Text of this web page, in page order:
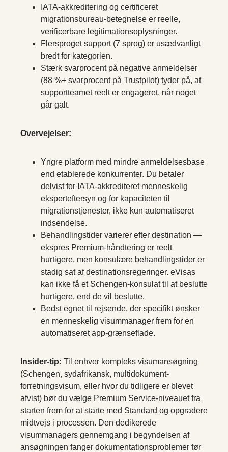
IATA-akkreditering og certificeret
migrationsbureau-betegnelse er reelle,
verificerbare legitimationsoplysninger.
Flersproget support (7 sprog) er usædvanligt
bredt for kategorien.
Stærk svarprocent på negative anmeldelser
(88 %+ svarprocent på Trustpilot) tyder på, at
supportteamet reelt er engageret, når noget
går galt.
Overvejelser:
Yngre platform med mindre anmeldelsesbase
end etablerede konkurrenter. Du betaler
delvist for IATA-akkrediteret menneskelig
eksperteftersyn og for kapaciteten til
migrationstjenester, ikke kun automatiseret
indsendelse.
Behandlingstider varierer efter destination —
ekspres Premium-håndtering er reelt
hurtigere, men konsulære behandlingstider er
stadig sat af destinationsregeringer. eVisas
kan ikke få et Schengen-konsulat til at beslutte
hurtigere, end de vil beslutte.
Bedst egnet til rejsende, der specifikt ønsker
en menneskelig visummanager frem for en
automatiseret app-grænseflade.
Insider-tip: Til enhver kompleks visumansøgning
(Schengen, sydafrikansk, multidokument-
forretningsvisum, eller hvor du tidligere er blevet
afvist) bør du vælge Premium Service-niveauet fra
starten frem for at starte med Standard og opgradere
midtvejs i processen. Den dedikerede
visummanagers gennemgang i begyndelsen af
ansøgningen fanger dokumentationsproblemer før